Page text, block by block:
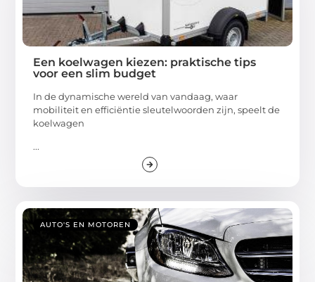
Een koelwagen kiezen: praktische tips
voor een slim budget
In de dynamische wereld van vandaag, waar
mobiliteit en efficiëntie sleutelwoorden zijn, speelt de
koelwagen
...
AUTO'S EN MOTOREN